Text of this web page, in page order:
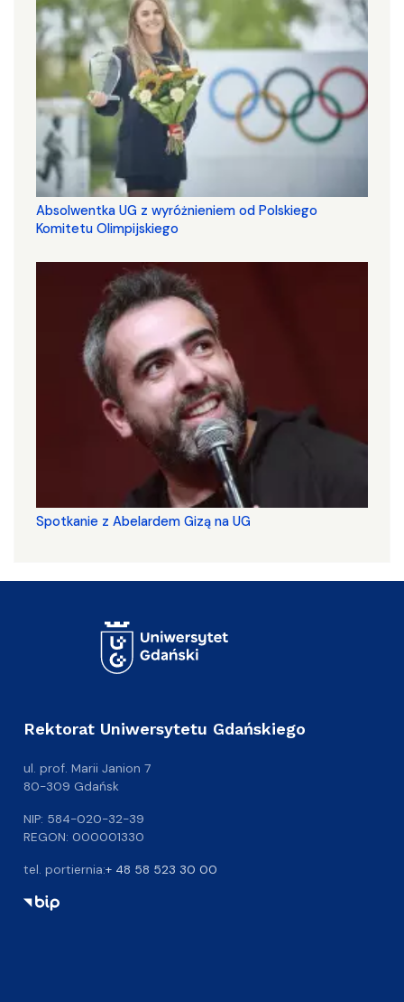
Absolwentka UG z wyróżnieniem od Polskiego
Komitetu Olimpijskiego
Spotkanie z Abelardem Gizą na UG
Rektorat Uniwersytetu Gdańskiego
ul. prof. Marii Janion 7
80-309 Gdańsk
NIP: 584-020-32-39
REGON: 000001330
tel. portiernia:+ 48 58 523 30 00